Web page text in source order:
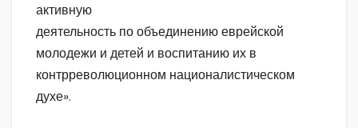
активную
деятельность по объединению еврейской
молодежи и детей и воспитанию их в
контрреволюционном националистическом
духе».